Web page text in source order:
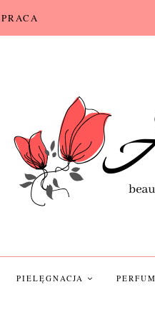
PIELĘGNACJA